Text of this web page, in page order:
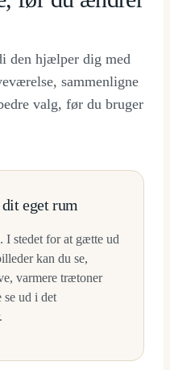
den hjælper dig med
sammenligne
valg, før du bruger
eget rum
I stedet for at gætte ud
kan du se,
varmere trætoner
se ud i det